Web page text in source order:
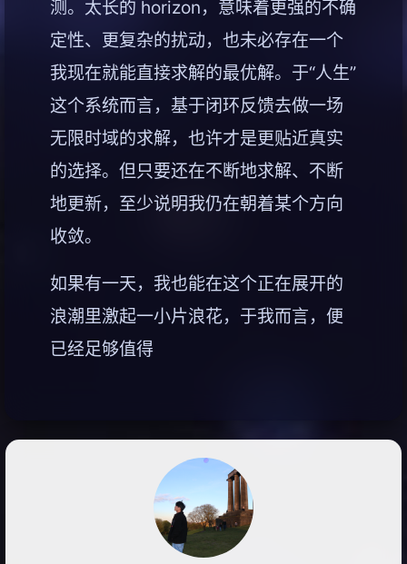
测。太长的 horizon，意味着更强的不确
定性、更复杂的扰动，也未必存在一个
我现在就能直接求解的最优解。于“人生”
这个系统而言，基于闭环反馈去做一场
无限时域的求解，也许才是更贴近真实
的选择。但只要还在不断地求解、不断
地更新，至少说明我仍在朝着某个方向
收敛。
如果有一天，我也能在这个正在展开的
浪潮里激起一小片浪花，于我而言，便
已经足够值得